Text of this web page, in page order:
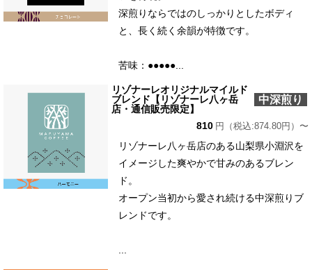
深煎りならではのしっかりとしたボディ
と、長く続く余韻が特徴です。
苦味：●●●●●...
リゾナーレオリジナルマイルド
ブレンド【リゾナーレ八ヶ岳
店・通信販売限定】
中深煎り
810 円（税込:874.80円）〜
リゾナーレ八ヶ岳店のある山梨県小淵沢を
イメージした爽やかで甘みのあるブレン
ド。
オープン当初から愛され続ける中深煎りブ
レンドです。
...